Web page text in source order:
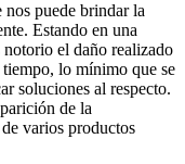
puede brindar la
Estando en una
notorio el daño realizado
lo mínimo que se
soluciones al respecto.
de la
varios productos